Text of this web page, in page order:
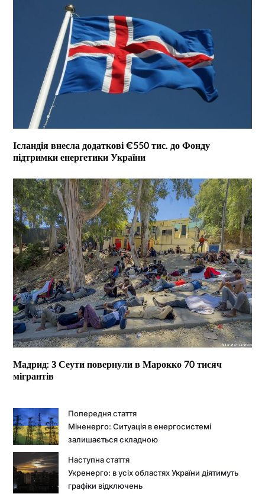
Ісландія внесла додаткові €550 тис. до Фонду
підтримки енергетики України
Мадрид: З Сеути повернули в Марокко 70 тисяч
мігрантів
Попередня стаття
Міненерго: Ситуація в енергосистемі
залишається складною
Наступна стаття
Укренерго: в усіх областях України діятимуть
графіки відключень